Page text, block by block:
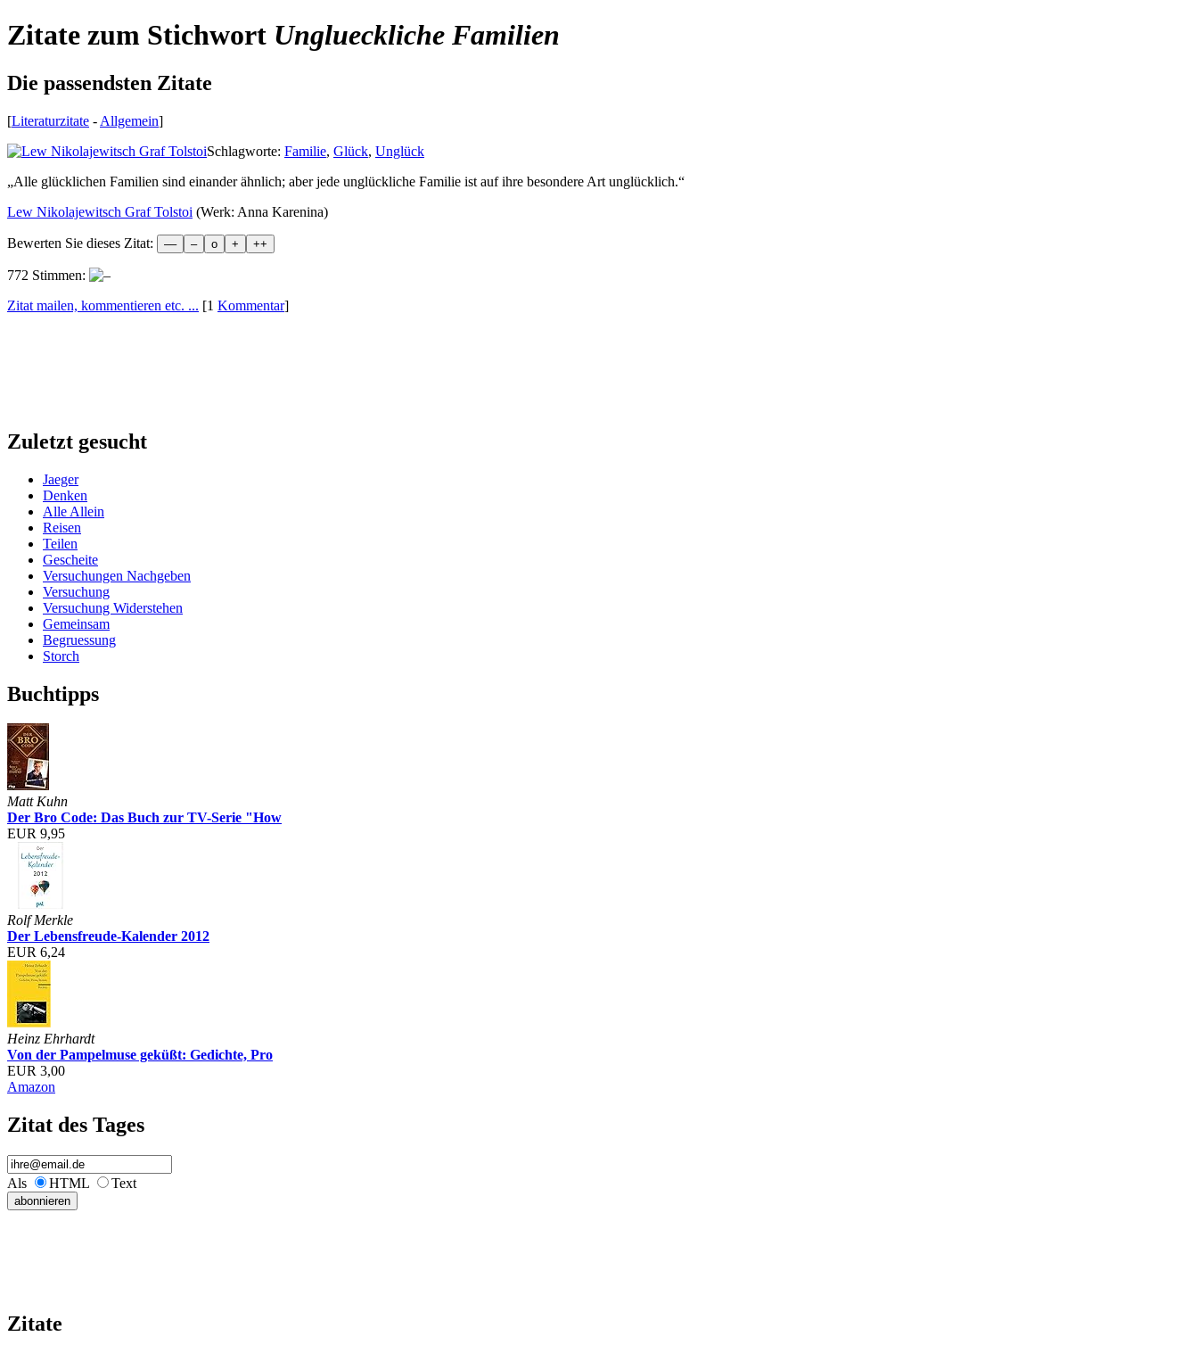
Zitate zum Stichwort Unglueckliche Familien
Die passendsten Zitate
[Literaturzitate - Allgemein]
Schlagworte: Familie, Glück, Unglück
„Alle glücklichen Familien sind einander ähnlich; aber jede unglückliche Familie ist auf ihre besondere Art unglücklich.“
Lew Nikolajewitsch Graf Tolstoi (Werk: Anna Karenina)
Bewerten Sie dieses Zitat:
772 Stimmen:
Zitat mailen, kommentieren etc. ... [1 Kommentar]
Zuletzt gesucht
Jaeger
Denken
Alle Allein
Reisen
Teilen
Gescheite
Versuchungen Nachgeben
Versuchung
Versuchung Widerstehen
Gemeinsam
Begruessung
Storch
Buchtipps
Matt Kuhn
Der Bro Code: Das Buch zur TV-Serie "How
EUR 9,95
Rolf Merkle
Der Lebensfreude-Kalender 2012
EUR 6,24
Heinz Ehrhardt
Von der Pampelmuse geküßt: Gedichte, Pro
EUR 3,00
Amazon
Zitat des Tages
Als HTML Text
Zitate